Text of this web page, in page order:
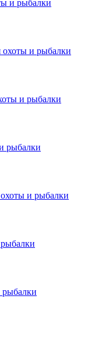
и рыбалки
охоты и рыбалки
и рыбалки
рыбалки
и рыбалки
рыбалки